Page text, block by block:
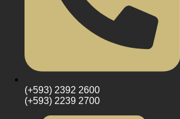
(+593) 2392 2600
(+593) 2239 2700